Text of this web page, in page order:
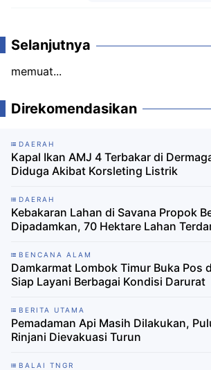
Selanjutnya
memuat...
Direkomendasikan
DAERAH
Kapal Ikan AMJ 4 Terbakar di
Diduga Akibat Korsleting Listrik
DAERAH
Kebakaran Lahan di Savana Propok
Dipadamkan, 70 Hektare Lahan
BENCANA ALAM
Damkarmat Lombok Timur Buka Pos
Siap Layani Berbagai Kondisi Darurat
BERITA UTAMA
Pemadaman Api Masih Dilakukan,
Rinjani Dievakuasi Turun
BALAI TNGR